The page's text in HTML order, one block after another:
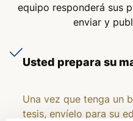
equipo responderá sus
enviar y
Usted prepara su
Una vez que tenga un
tesis, envíelo para su